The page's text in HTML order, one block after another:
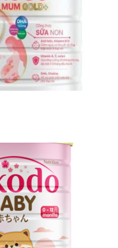
Add to